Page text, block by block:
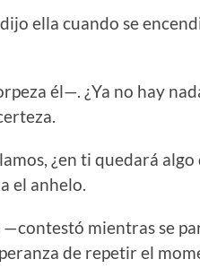
ella cuando se
él—. ¿Ya no hay
¿en ti quedará
el anhelo.
mientras se
de repetir el